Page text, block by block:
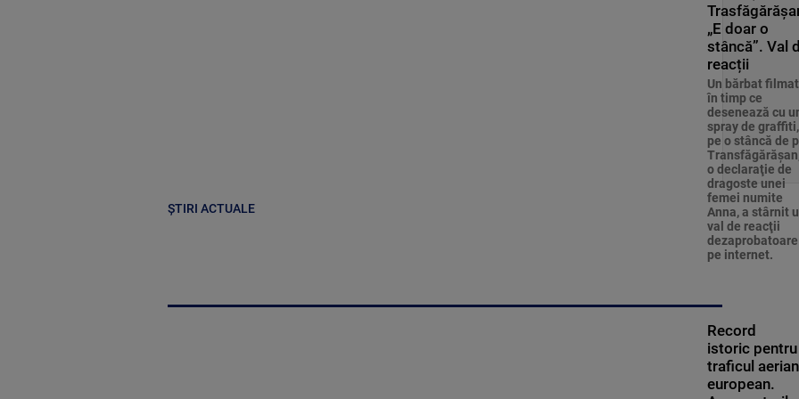
ȘTIRI ACTUALE
„E doar o
stâncă”. Val
reacții
Un bărbat filmat
în timp ce
desenează cu
spray de graffiti,
pe o stâncă de
o declaraţie de
dragoste unei
femei numite
Anna, a stârnit
val de reacţii
dezaprobatoare
pe internet.
Record
istoric pentru
traficul aerian
european.